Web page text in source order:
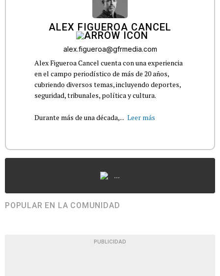
ALEX FIGUEROA CANCEL
alex.figueroa@gfrmedia.com
Alex Figueroa Cancel cuenta con una experiencia
en el campo periodístico de más de 20 años,
cubriendo diversos temas, incluyendo deportes,
seguridad, tribunales, política y cultura.
Durante más de una década,... Leer más
...
POPULAR EN LA COMUNIDAD
PUBLICIDAD